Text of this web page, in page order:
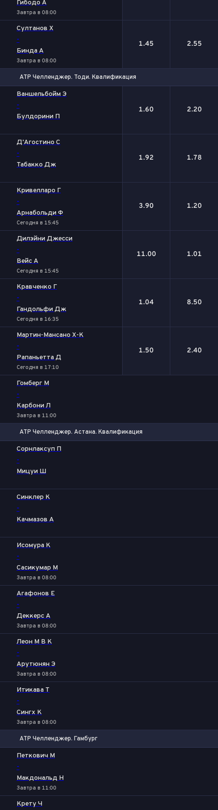
Гибодо А
Завтра в 08:00
Султанов Х
-
Бинда А
Завтра в 08:00
1.45 2.55
ATP Челленджер. Тоди. Квалификация
Ваншельбойм Э
-
Булдорини П
1.60 2.20
Д'Агостино С
-
Табакко Дж
1.92 1.78
Кривелларо Г
-
Арнабольди Ф
Сегодня в 15:45
3.90 1.20
Дилэйни Джесси
-
Вейс А
Сегодня в 15:45
11.00 1.01
Кравченко Г
-
Гандольфи Дж
Сегодня в 16:35
1.04 8.50
Мартин-Мансано Х-К
-
Рапаньетта Д
Сегодня в 17:10
1.50 2.40
Гомберг М
-
Карбони Л
Завтра в 11:00
ATP Челленджер. Астана. Квалификация
Сорнлаксуп П
-
Мицуи Ш
Синклер К
-
Качмазов А
Исомура К
-
Сасикумар М
Завтра в 08:00
Агафонов Е
-
Деккерс А
Завтра в 08:00
Леон М В К
-
Арутюнян Э
Завтра в 08:00
Итикава Т
-
Сингх К
Завтра в 08:00
ATP Челленджер. Гамбург
Петкович М
-
Макдональд Н
Завтра в 11:00
Крету Ч